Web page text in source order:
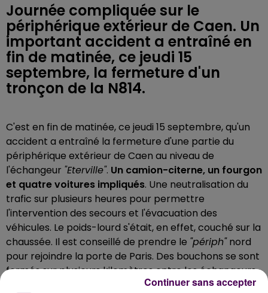
Journée compliquée sur le
périphérique extérieur de Caen. Un
important accident a entraîné en
fin de matinée, ce jeudi 15
septembre, la fermeture d'un
tronçon de la N814.
C'est en fin de matinée, ce jeudi 15 septembre, qu'un
accident a entraîné la fermeture d'une partie du
périphérique extérieur de Caen au niveau de
l'échangeur "Eterville". Un camion-citerne, un fourgon
et quatre voitures impliqués. Une neutralisation du
trafic sur plusieurs heures pour permettre
l'intervention des secours et l'évacuation des
véhicules. Le poids-lourd s'était, en effet, couché sur la
chaussée. Il est conseillé de prendre le "périph"nord
pour rejoindre la porte de Paris. Des bouchons se sont
formés sur plusieurs kilomètres entre les échangeurs
"Eterville".
Continuer sans accepter